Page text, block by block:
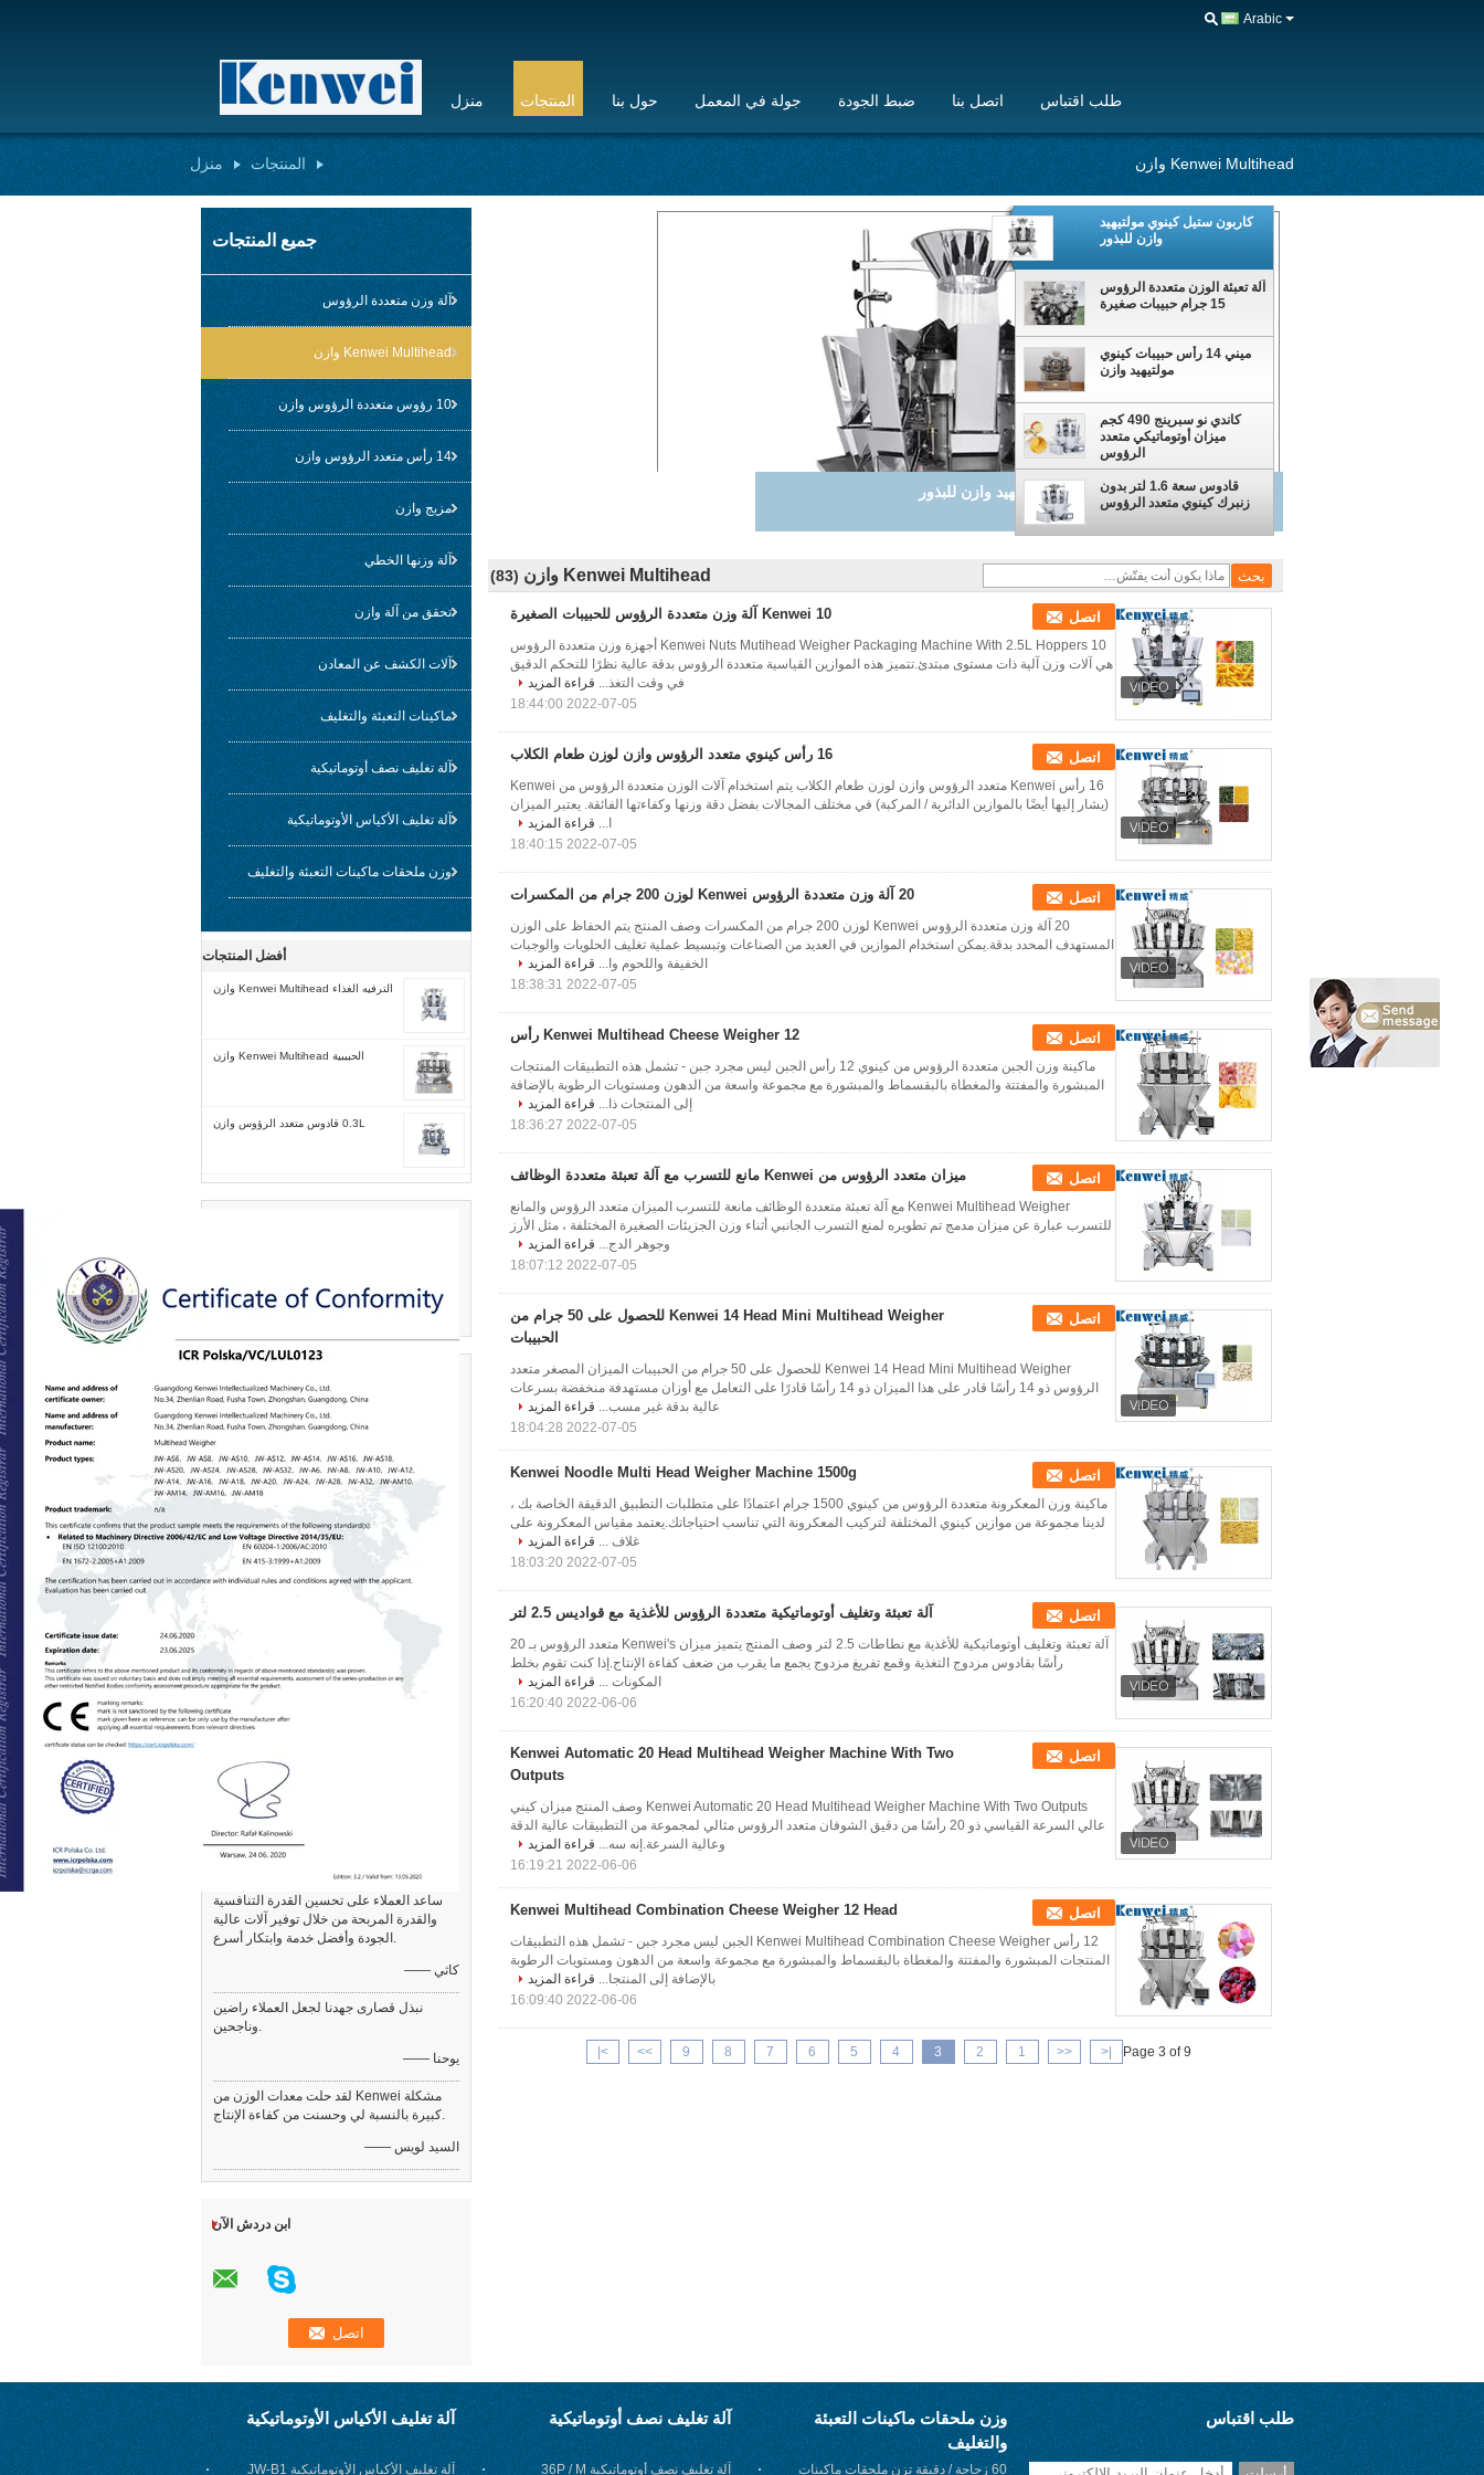
Arabic
منزل المنتجات حول بنا جولة في المعمل ضبط الجودة اتصل بنا طلب اقتباس
منزل المنتجات Kenwei Multihead وازن
جميع المنتجات
آلة وزن متعددة الرؤوس
Kenwei Multihead وازن
10 رؤوس متعددة الرؤوس وازن
14 رأس متعدد الرؤوس وازن
مزيج وازن
آلة وزنها الخطي
تحقق من آلة وازن
آلات الكشف عن المعادن
ماكينات التعبئة والتغليف
آلة تغليف نصف أوتوماتيكية
آلة تغليف الأكياس الأوتوماتيكية
وزن ملحقات ماكينات التعبئة والتغليف
أفضل المنتجات
الترفيه الغذاء Kenwei Multihead وازن
الحبيبية Kenwei Multihead وازن
0.3L قادوس متعدد الرؤوس وازن
ساعد العملاء على تحسين القدرة التنافسية
والقدرة المربحة من خلال توفير آلات عالية
الجودة وأفضل خدمة وابتكار أسرع.
—— كاثي
نبذل قصارى جهدنا لجعل العملاء راضين
وناجحين.
—— يوحنا
لقد حلت معدات الوزن من Kenwei مشكلة
كبيرة بالنسبة لي وحسنت من كفاءة الإنتاج.
—— السيد لويس
ابن دردش الآن
آلة تعبئة الوزن متعددة الرؤوس 15 جرام حبيبات صغيرة
كاربون ستيل كينوي مولتيهيد
وازن للبذور
آلة تعبئة الوزن متعددة الرؤوس
15 جرام حبيبات صغيرة
ميني 14 رأس حبيبات كينوي
مولتيهيد وازن
كاندي نو سبرينج 490 كجم
ميزان أوتوماتيكي متعدد
الرؤوس
قادوس سعة 1.6 لتر بدون
زنبرك كينوي متعدد الرؤوس
Kenwei Multihead وازن (83)
Kenwei 10 آلة وزن متعددة الرؤوس للحبيبات الصغيرة اتصل
Kenwei Nuts Mutihead Weigher Packaging Machine With 2.5L Hoppers 10 أجهزة وزن متعددة الرؤوس
هي آلات وزن آلية ذات مستوى مبتدئ.تتميز هذه الموازين القياسية متعددة الرؤوس بدقة عالية نظرًا للتحكم الدقيق
في وقت التغذ... قراءة المزيد
2022-07-05 18:44:00
16 رأس كينوي متعدد الرؤوس وازن لوزن طعام الكلاب اتصل
16 رأس Kenwei متعدد الرؤوس وازن لوزن طعام الكلاب يتم استخدام آلات الوزن متعددة الرؤوس من Kenwei
(يشار إليها أيضًا بالموازين الدائرية / المركبة) في مختلف المجالات بفضل دقة وزنها وكفاءتها الفائقة. يعتبر الميزان
ا... قراءة المزيد
2022-07-05 18:40:15
20 آلة وزن متعددة الرؤوس Kenwei لوزن 200 جرام من المكسرات اتصل
20 آلة وزن متعددة الرؤوس Kenwei لوزن 200 جرام من المكسرات وصف المنتج يتم الحفاظ على الوزن
المستهدف المحدد بدقة.يمكن استخدام الموازين في العديد من الصناعات وتبسيط عملية تغليف الحلويات والوجبات
الخفيفة واللحوم وا... قراءة المزيد
2022-07-05 18:38:31
Kenwei Multihead Cheese Weigher 12 رأس اتصل
ماكينة وزن الجبن متعددة الرؤوس من كينوي 12 رأس الجبن ليس مجرد جبن - تشمل هذه التطبيقات المنتجات
المبشورة والمفتتة والمغطاة بالبقسماط والمبشورة مع مجموعة واسعة من الدهون ومستويات الرطوبة بالإضافة
إلى المنتجات ذا... قراءة المزيد
2022-07-05 18:36:27
ميزان متعدد الرؤوس من Kenwei مانع للتسرب مع آلة تعبئة متعددة الوظائف اتصل
Kenwei Multihead Weigher مع آلة تعبئة متعددة الوظائف مانعة للتسرب الميزان متعدد الرؤوس والمانع
للتسرب عبارة عن ميزان مدمج تم تطويره لمنع التسرب الجانبي أثناء وزن الجزيئات الصغيرة المختلفة ، مثل الأرز
وجوهر الدج... قراءة المزيد
2022-07-05 18:07:12
Kenwei 14 Head Mini Multihead Weigher للحصول على 50 جرام من
الحبيبات
اتصل
Kenwei 14 Head Mini Multihead Weigher للحصول على 50 جرام من الحبيبات الميزان المصغر متعدد
الرؤوس ذو 14 رأسًا قادر على هذا الميزان ذو 14 رأسًا قادرًا على التعامل مع أوزان مستهدفة منخفضة بسرعات
عالية بدقة غير مسب... قراءة المزيد
2022-07-05 18:04:28
Kenwei Noodle Multi Head Weigher Machine 1500g اتصل
ماكينة وزن المعكرونة متعددة الرؤوس من كينوي 1500 جرام اعتمادًا على متطلبات التطبيق الدقيقة الخاصة بك ،
لدينا مجموعة من موازين كينوي المختلفة لتركيب المعكرونة التي تناسب احتياجاتك.يعتمد مقياس المعكرونة على
غلاف ... قراءة المزيد
2022-07-05 18:03:20
آلة تعبئة وتغليف أوتوماتيكية متعددة الرؤوس للأغذية مع قواديس 2.5 لتر اتصل
آلة تعبئة وتغليف أوتوماتيكية للأغذية مع نطاطات 2.5 لتر وصف المنتج يتميز ميزان Kenwei's متعدد الرؤوس بـ 20
رأسًا بقادوس مزدوج التغذية وقمع تفريغ مزدوج يجمع ما يقرب من ضعف كفاءة الإنتاج.إذا كنت تقوم بخلط
المكونات ... قراءة المزيد
2022-06-06 16:20:40
Kenwei Automatic 20 Head Multihead Weigher Machine With Two
Outputs
اتصل
Kenwei Automatic 20 Head Multihead Weigher Machine With Two Outputs وصف المنتج ميزان كيني
عالي السرعة القياسي ذو 20 رأسًا من دقيق الشوفان متعدد الرؤوس مثالي لمجموعة من التطبيقات عالية الدقة
وعالية السرعة.إنه سه... قراءة المزيد
2022-06-06 16:19:21
Kenwei Multihead Combination Cheese Weigher 12 Head اتصل
12 رأس Kenwei Multihead Combination Cheese Weigher الجبن ليس مجرد جبن - تشمل هذه التطبيقات
المنتجات المبشورة والمفتتة والمغطاة بالبقسماط والمبشورة مع مجموعة واسعة من الدهون ومستويات الرطوبة
بالإضافة إلى المنتجا... قراءة المزيد
2022-06-06 16:09:40
Page 3 of 9
|<
<<
1
2
3
4
5
6
7
8
9
>>
>|
آلة تغليف الأكياس الأوتوماتيكية
آلة تغليف الأكياس الأوتوماتيكية JW-B1
آلة تغليف نصف أوتوماتيكية
آلة تغليف نصف أوتوماتيكية 36P / M
وزن ملحقات ماكينات التعبئة
والتغليف
60 زجاجة / دقيقة تزن ملحقات ماكينات
طلب اقتباس